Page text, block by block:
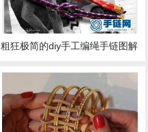
粗狂极简的diy手工编绳手链图解